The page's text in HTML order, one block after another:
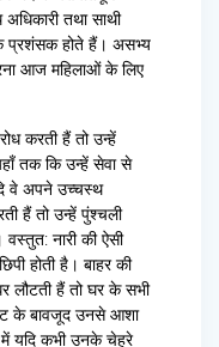
तथा साथी
के प्रशंसक होते हैं। असभ्य
आज महिलाओं के लिए
करती हैं तो उन्हें
तक कि उन्हें सेवा से
वे अपने उच्चस्थ
हैं तो उन्हें पुंश्चली
नारी की ऐसी
होती है। बाहर की
लौटती हैं तो घर के सभी
के बावजूद उनसे आशा
में यदि कभी उनके चेहरे